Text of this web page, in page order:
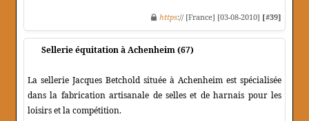
https:// [France] [03-08-2010] [#39]
Sellerie équitation à Achenheim (67)
La sellerie Jacques Betchold située à Achenheim est spécialisée
dans la fabrication artisanale de selles et de harnais pour les
loisirs et la compétition.